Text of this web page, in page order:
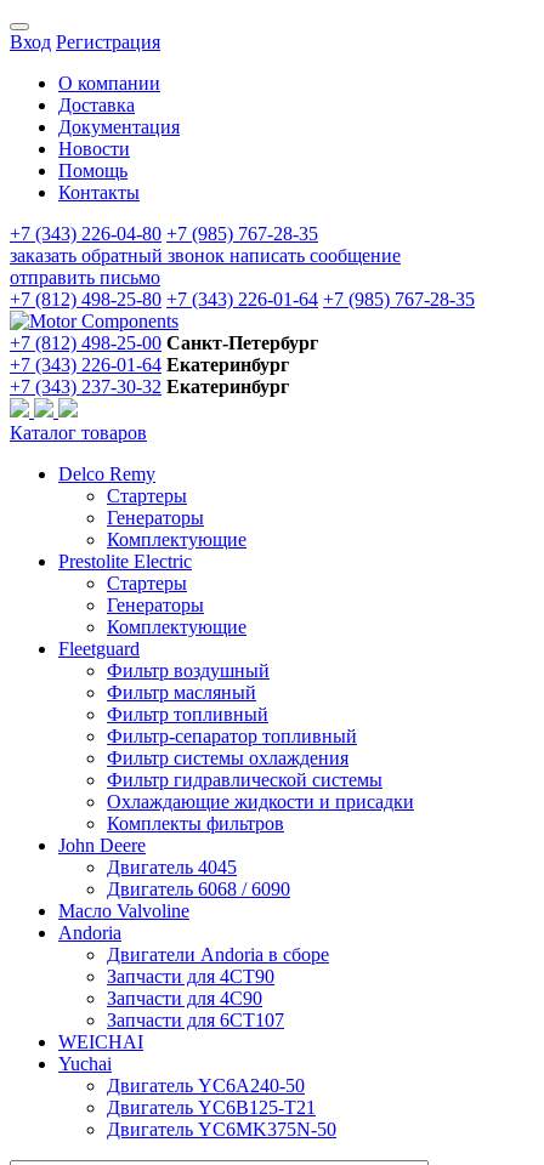
Вход Регистрация
О компании
Доставка
Документация
Новости
Помощь
Контакты
+7 (343) 226-04-80 +7 (985) 767-28-35
заказать обратный звонок написать сообщение
отправить письмо
+7 (812) 498-25-80 +7 (343) 226-01-64 +7 (985) 767-28-35
+7 (812) 498-25-00 Санкт-Петербург
+7 (343) 226-01-64 Екатеринбург
+7 (343) 237-30-32 Екатеринбург
Каталог товаров
Delco Remy
Стартеры
Генераторы
Комплектующие
Prestolite Electric
Стартеры
Генераторы
Комплектующие
Fleetguard
Фильтр воздушный
Фильтр масляный
Фильтр топливный
Фильтр-сепаратор топливный
Фильтр системы охлаждения
Фильтр гидравлической системы
Охлаждающие жидкости и присадки
Комплекты фильтров
John Deere
Двигатель 4045
Двигатель 6068 / 6090
Масло Valvoline
Andoria
Двигатели Andoria в сборе
Запчасти для 4CT90
Запчасти для 4С90
Запчасти для 6CT107
WEICHAI
Yuchai
Двигатель YC6A240-50
Двигатель YC6B125-T21
Двигатель YC6MK375N-50